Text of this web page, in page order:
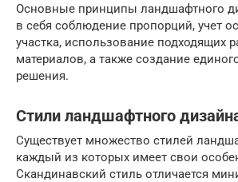
Основные принципы ландшафтного
в себя соблюдение пропорций, учет
участка, использование подходящих
материалов, а также создание
решения.
Стили ландшафтного
Существует множество стилей
каждый из которых имеет свои
Скандинавский стиль отличается